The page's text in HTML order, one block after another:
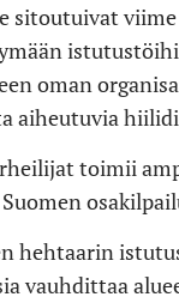
sitoutuivat
oman
aiheutuvia
toimii
hehtaarin
vauhdittaa